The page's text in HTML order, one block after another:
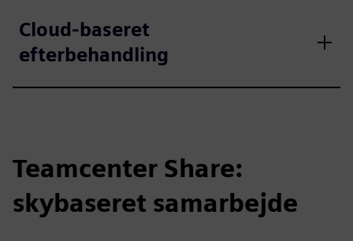
Cloud-baseret
efterbehandling
Teamcenter Share:
skybaseret samarbejde